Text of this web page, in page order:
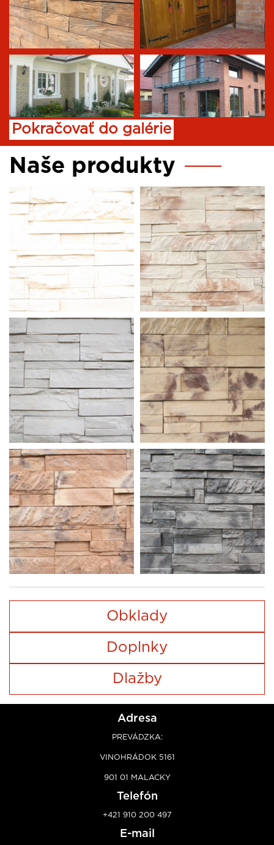
Pokračovať do galérie
Naše produkty
Obklady
Doplnky
Dlažby
Adresa
PREVÁDZKA:
VINOHRÁDOK 5161
901 01 MALACKY
Telefón
+421 910 200 497
E-mail